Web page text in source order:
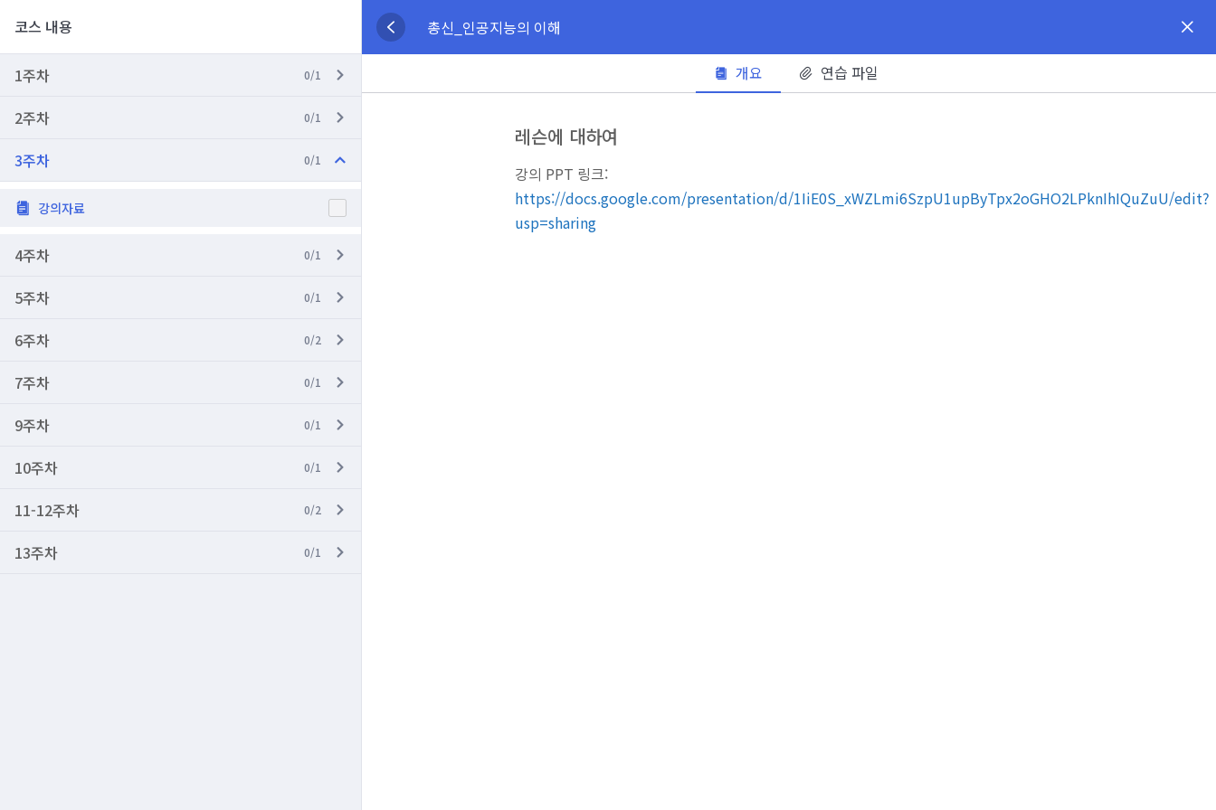
코스 내용
1주차 0/1
2주차 0/1
3주차 0/1
강의자료
4주차 0/1
5주차 0/1
6주차 0/2
7주차 0/1
9주차 0/1
10주차 0/1
11-12주차 0/2
13주차 0/1
총신_인공지능의 이해
개요 연습 파일
레슨에 대하여
강의 PPT 링크:
https://docs.google.com/presentation/d/1IiE0S_xWZLmi6SzpU1upByTpx2oGHO2LPknIhIQuZuU/edit?
usp=sharing